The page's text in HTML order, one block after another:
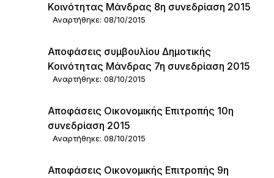
Κοινότητας Μάνδρας 8η συνεδρίαση 2015
Αναρτήθηκε: 08/10/2015
Αποφάσεις συμβουλίου Δημοτικής
Κοινότητας Μάνδρας 7η συνεδρίαση 2015
Αναρτήθηκε: 08/10/2015
Αποφάσεις Οικονομικής Επιτροπής 10η
συνεδρίαση 2015
Αναρτήθηκε: 08/10/2015
Αποφάσεις Οικονομικής Επιτροπής 9η